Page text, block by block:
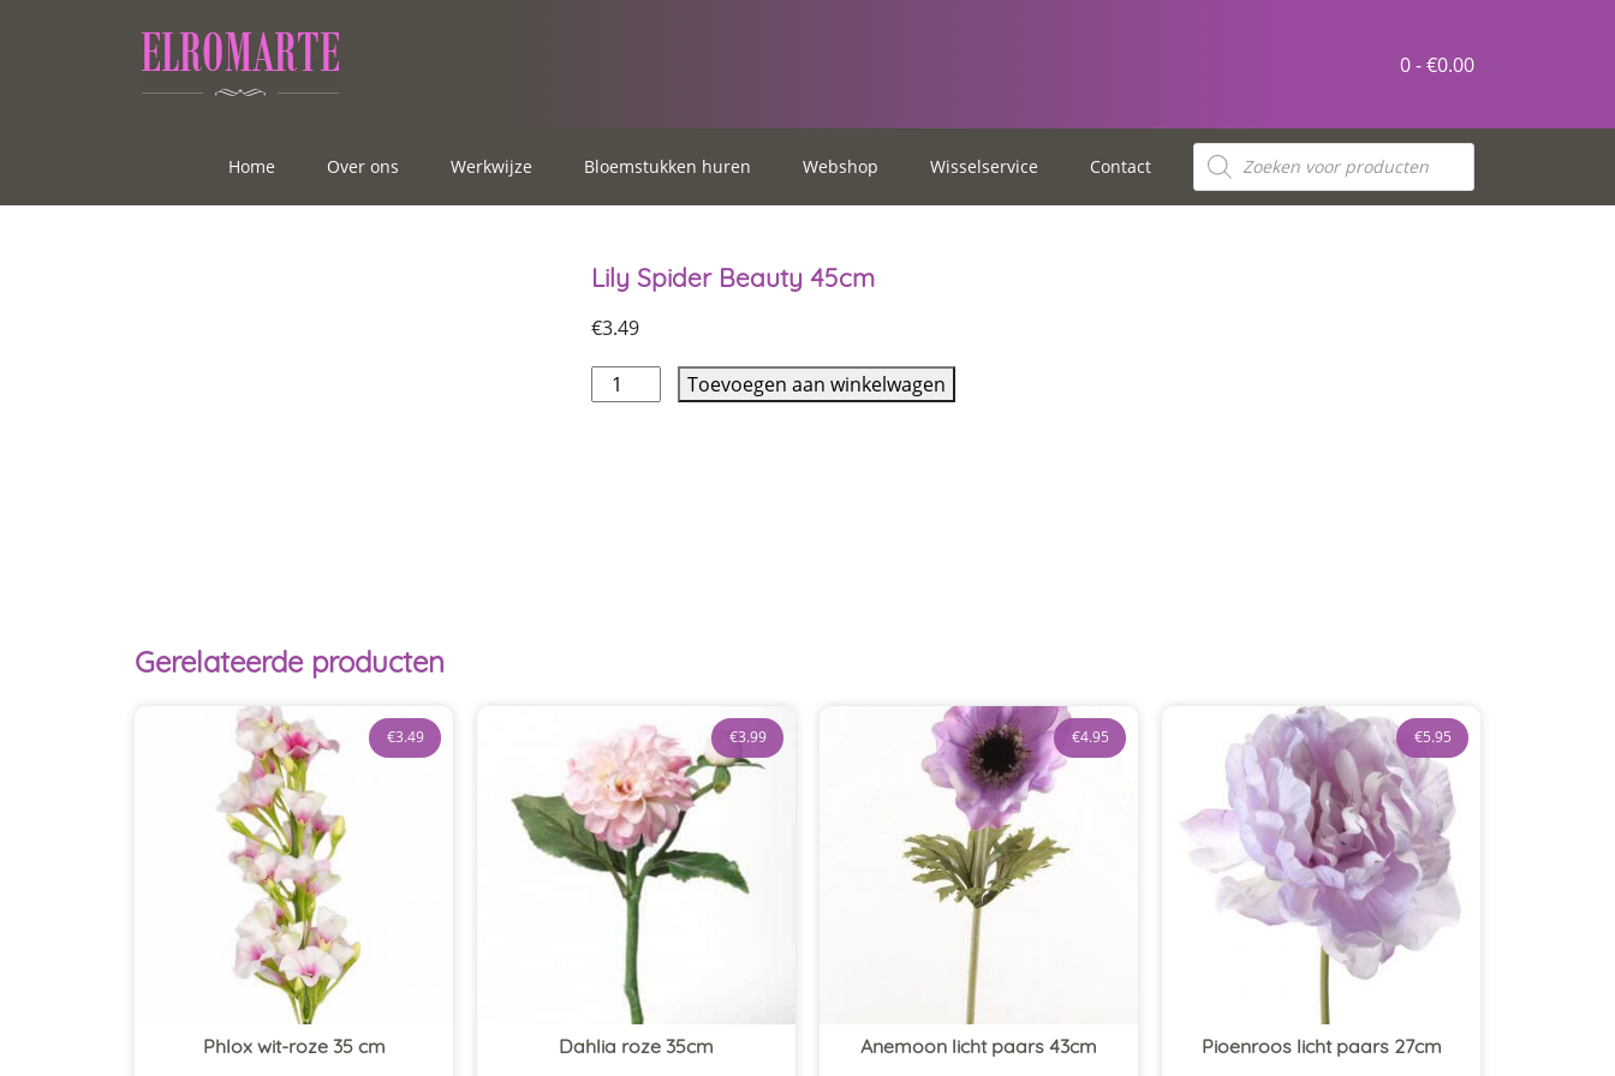
0 -€0.00
Home Over ons Werkwijze Bloemstukken huren Webshop Wisselservice Contact
Lily Spider Beauty 45cm
€3.49
Toevoegen aan winkelwagen
Gerelateerde producten
Phlox wit-roze 35 cm
€3.49
Dahlia roze 35cm
€3.99
Anemoon licht paars 43cm
€4.95
Pioenroos licht paars 27cm
€5.95